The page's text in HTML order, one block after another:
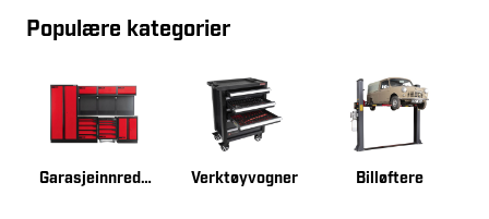
verktøyoppbevaring og innredning. Mye har vi produsert
det beste innenfor hvert område.
Populære kategorier
Garasjeinnredninger Verktøyvogner Billøftere